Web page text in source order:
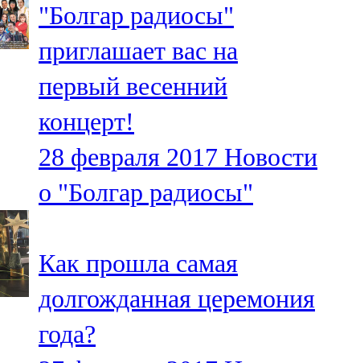
91,0 FM
Шәмәрдән
102,3 FM
Яңа чишмә
107,0 FM
Яр Чаллы
"Болгар радиосы"
приглашает вас на
первый весенний
концерт!
28 февраля 2017 Новости
о "Болгар радиосы"
Как прошла самая
долгожданная церемония
года?